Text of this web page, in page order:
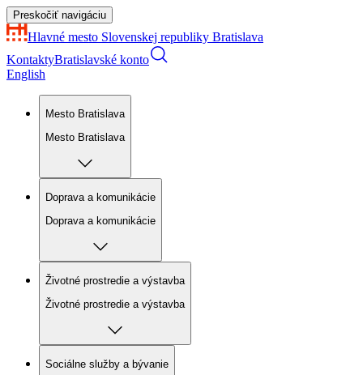
Preskočiť navigáciu
Hlavné mesto Slovenskej republiky Bratislava
KontaktyBratislavské konto
English
Mesto Bratislava
Mesto Bratislava
Doprava a komunikácie
Doprava a komunikácie
Životné prostredie a výstavba
Životné prostredie a výstavba
Sociálne služby a bývanie